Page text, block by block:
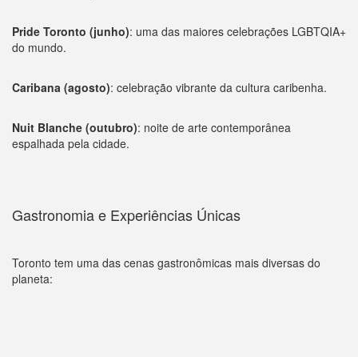
Pride Toronto (junho): uma das maiores celebrações LGBTQIA+
do mundo.
Caribana (agosto): celebração vibrante da cultura caribenha.
Nuit Blanche (outubro): noite de arte contemporânea
espalhada pela cidade.
Gastronomia e Experiências Únicas
Toronto tem uma das cenas gastronômicas mais diversas do
planeta: